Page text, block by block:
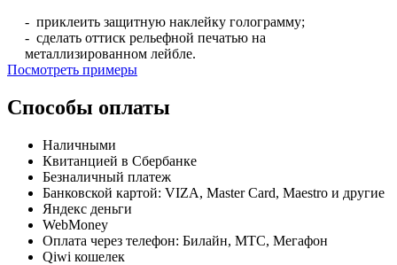
- приклеить защитную наклейку голограмму;
- сделать оттиск рельефной печатью на
металлизированном лейбле.
Посмотреть примеры
Способы оплаты
Наличными
Квитанцией в Сбербанке
Безналичный платеж
Банковской картой: VIZA, Master Card, Maestro и другие
Яндекс деньги
WebMoney
Оплата через телефон: Билайн, МТС, Мегафон
Qiwi кошелек